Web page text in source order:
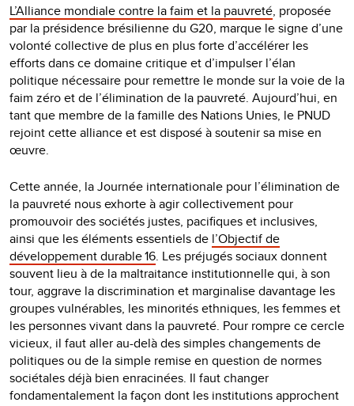
L’Alliance mondiale contre la faim et la pauvreté, proposée
par la présidence brésilienne du G20, marque le signe d’une
volonté collective de plus en plus forte d’accélérer les
efforts dans ce domaine critique et d’impulser l’élan
politique nécessaire pour remettre le monde sur la voie de la
faim zéro et de l’élimination de la pauvreté. Aujourd’hui, en
tant que membre de la famille des Nations Unies, le PNUD
rejoint cette alliance et est disposé à soutenir sa mise en
œuvre.
Cette année, la Journée internationale pour l’élimination de
la pauvreté nous exhorte à agir collectivement pour
promouvoir des sociétés justes, pacifiques et inclusives,
ainsi que les éléments essentiels de l’Objectif de
développement durable 16. Les préjugés sociaux donnent
souvent lieu à de la maltraitance institutionnelle qui, à son
tour, aggrave la discrimination et marginalise davantage les
groupes vulnérables, les minorités ethniques, les femmes et
les personnes vivant dans la pauvreté. Pour rompre ce cercle
vicieux, il faut aller au-delà des simples changements de
politiques ou de la simple remise en question de normes
sociétales déjà bien enracinées. Il faut changer
fondamentalement la façon dont les institutions approchent